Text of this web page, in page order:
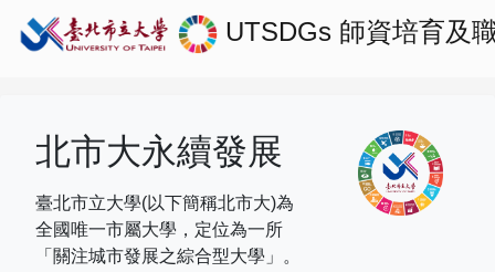
UTSDGs 師資培育及
北市大永續發展
臺北市立大學(以下簡稱北市大)為
全國唯一市屬大學，定位為一所
「關注城市發展之綜合型大學」。